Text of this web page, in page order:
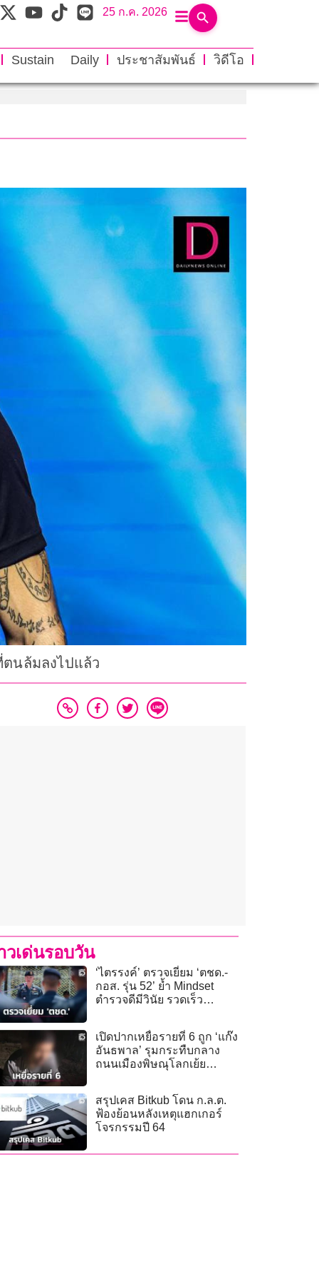
25 ก.ค. 2026
Sustain Daily ประชาสัมพันธ์ วิดีโอ
ตนล้มลงไปแล้ว
วเด่นรอบวัน
‘ไตรรงค์’ ตรวจเยี่ยม ‘ตชด.-
กอส. รุ่น 52’ ย้ำ Mindset
ตำรวจดีมีวินัย รวดเร็ว
เปิดปากเหยื่อรายที่ 6 ถูก ‘แก๊ง
อันธพาล’ รุมกระทืบกลาง
ถนนเมืองพิษณุโลกเย้ย
สรุปเคส Bitkub โดน ก.ล.ต.
ฟ้องย้อนหลังเหตุแฮกเกอร์
โจรกรรมปี 64